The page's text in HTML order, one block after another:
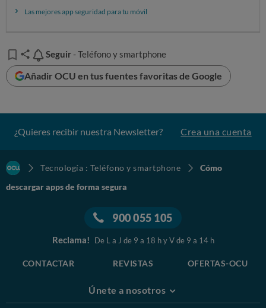
Las mejores app seguridad para tu móvil
Seguir
Seguir - Teléfono y smartphone
Añadir OCU en tus fuentes favoritas de Google
¿Quieres recibir nuestra Newsletter? Crea una cuenta
Tecnología : Teléfono y smartphone
Cómo
descargar apps de forma segura
900 055 105
Reclama! De L a J de 9 a 18 h y V de 9 a 14 h
CONTACTAR REVISTAS OFERTAS-OCU
Únete a nosotros